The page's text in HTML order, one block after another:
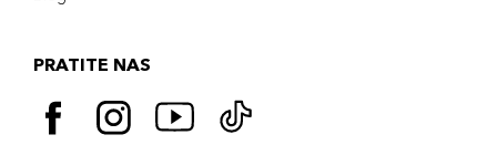
PRATITE NAS